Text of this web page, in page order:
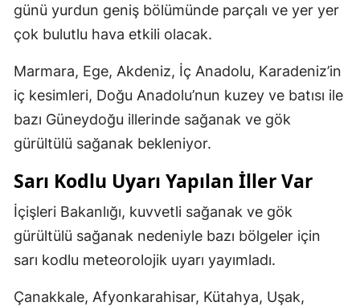
günü yurdun geniş bölümünde parçalı ve yer yer
çok bulutlu hava etkili olacak.
Marmara, Ege, Akdeniz, İç Anadolu, Karadeniz’in
iç kesimleri, Doğu Anadolu’nun kuzey ve batısı ile
bazı Güneydoğu illerinde sağanak ve gök
gürültülü sağanak bekleniyor.
Sarı Kodlu Uyarı Yapılan İller Var
İçişleri Bakanlığı, kuvvetli sağanak ve gök
gürültülü sağanak nedeniyle bazı bölgeler için
sarı kodlu meteorolojik uyarı yayımladı.
Çanakkale, Afyonkarahisar, Kütahya, Uşak,